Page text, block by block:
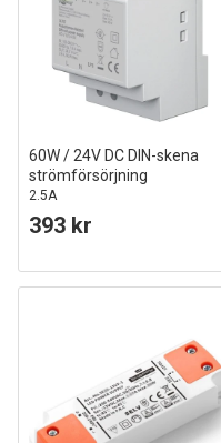
60W / 24V DC DIN-skena
strömförsörjning
2.5A
393 kr